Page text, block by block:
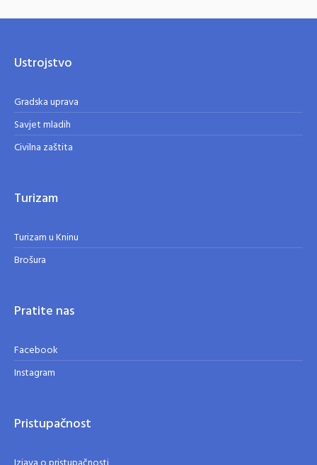
Ustrojstvo
Gradska uprava
Savjet mladih
Civilna zaštita
Turizam
Turizam u Kninu
Brošura
Pratite nas
Facebook
Instagram
Pristupačnost